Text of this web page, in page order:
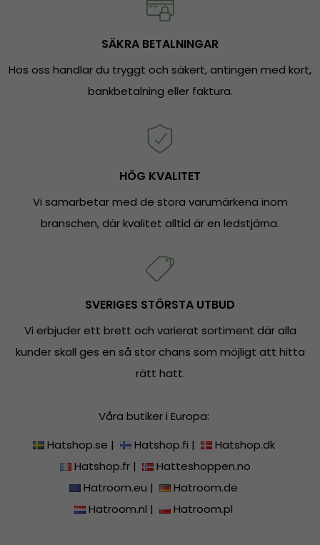
SÄKRA BETALNINGAR
Hos oss handlar du tryggt och säkert, antingen med kort,
bankbetalning eller faktura.
HÖG KVALITET
Vi samarbetar med de stora varumärkena inom
branschen, där kvalitet alltid är en ledstjärna.
SVERIGES STÖRSTA UTBUD
Vi erbjuder ett brett och varierat sortiment där alla
kunder skall ges en så stor chans som möjligt att hitta
rätt hatt.
Våra butiker i Europa:
Hatshop.se | Hatshop.fi |
Hatshop.dk
Hatshop.fr|
Hatteshoppen.no
Hatroom.eu |
Hatroom.de
Hatroom.nl | Hatroom.pl